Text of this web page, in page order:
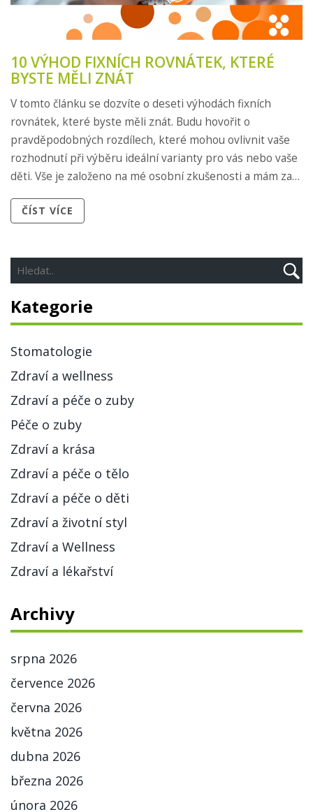
10 VÝHOD FIXNÍCH ROVNÁTEK, KTERÉ
BYSTE MĚLI ZNÁT
V tomto článku se dozvíte o deseti výhodách fixních
rovnátek, které byste měli znát. Budu hovořit o
pravděpodobných rozdílech, které mohou ovlivnit vaše
rozhodnutí při výběru ideální varianty pro vás nebo vaše
děti. Vše je založeno na mé osobní zkušenosti a mám za
se na cenné informace a praktické rady, které by mohly
ČÍST VÍCE
Kategorie
Stomatologie
Zdraví a wellness
Zdraví a péče o zuby
Péče o zuby
Zdraví a krása
Zdraví a péče o tělo
Zdraví a péče o děti
Zdraví a životní styl
Zdraví a Wellness
Zdraví a lékařství
Archivy
srpna 2026
července 2026
června 2026
května 2026
dubna 2026
března 2026
února 2026